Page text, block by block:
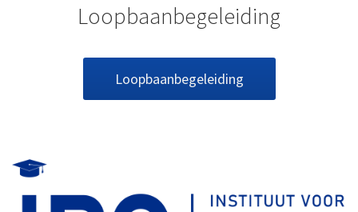
Loopbaanbegeleiding
Loopbaanbegeleiding